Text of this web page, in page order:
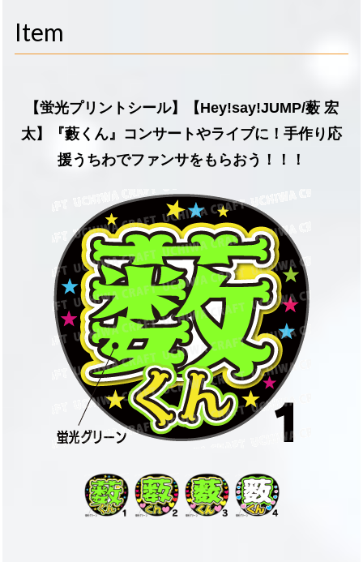
Item
【蛍光プリントシール】【Hey!say!JUMP/薮 宏
太】『藪くん』コンサートやライブに！手作り応
援うちわでファンサをもらおう！！！